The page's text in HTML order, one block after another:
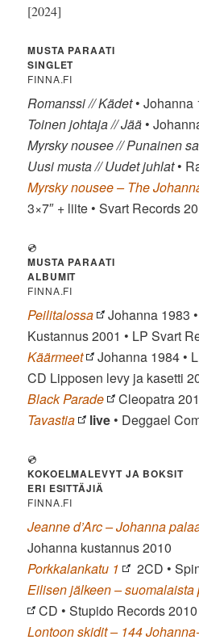
[2024]
MUSTA PARAATI
SINGLET
FINNA.FI
Romanssi // Kädet• Johanna
Toinen johtaja // Jää •
Myrsky nousee // Punainen
Uusi musta // Uudet juhlat•
Myrsky nousee – The
3×7″ + liite • Svart Records
💿
MUSTA PARAATI
ALBUMIT
FINNA.FI
Peilitalossa
Johanna 1983
Kustannus 2001 • LP Svart
Käärmeet
Johanna 1984 •
CD Lipposen levy ja kasetti
Black Parade
Cleopatra
Tavastia
live • Deggael
💿
KOKOELMALEVYT JA BOKSIT
ERI ESITTÄJIÄ
FINNA.FI
Jeanne d’Arc – Johanna
Johanna kustannus 2010
Porkkalankatu 1
2CD •
Eilisen jälkeen –
CD • Stupido Records 2010
Lontoon skidit – 144